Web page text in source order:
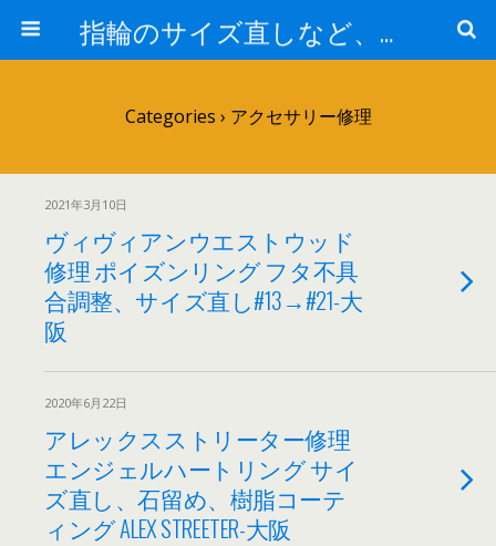
指輪のサイズ直しなど、アクセサリーの修理実例集
Categories › アクセサリー修理
2021年3月10日
ヴィヴィアンウエストウッド
修理 ポイズンリング フタ不具
合調整、サイズ直し#13→#21-大
阪
2020年6月22日
アレックスストリーター修理
エンジェルハートリング サイ
ズ直し、石留め、樹脂コーテ
ィング ALEX STREETER-大阪